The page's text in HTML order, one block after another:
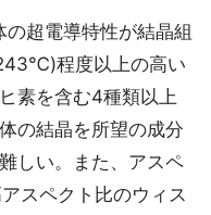
の超電導特性が結晶組
程度以上の高い
素を含む4種類以上
の結晶を所望の成分
しい。また、アスペ
スペクト比のウィス